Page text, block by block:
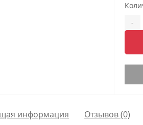
-
информация Отзывов (0)